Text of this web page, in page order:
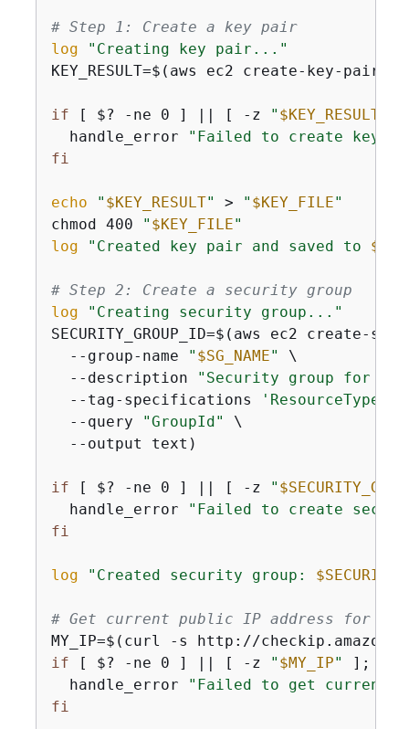
# Step 1: Create a key pair
log
"Creating key pair..."
KEY_RESULT=$(aws ec2 create-key-pair
if [ $? -ne 0 ] || [ -z " $KEY_RESULT
  handle_error
"Failed to create key
fi
echo " $KEY_RESULT" > " $KEY_FILE"
chmod 400
" $KEY_FILE"
log
"Created key pair and saved to
# Step 2: Create a security group
log
"Creating security group..."
SECURITY_GROUP_ID=$(aws ec2 create-
  --group-name
" $SG_NAME"
\
  --description
"Security group for
  --tag-specifications
  --query
"GroupId"
\
  --output text)
if [ $? -ne 0 ] || [ -z "
  handle_error
"Failed to create
fi
log "Created security group:
# Get current public IP address for SSH
if [ $? -ne 0 ] || [ -z " $MY_IP" ];
  handle_error
"Failed to get current
fi